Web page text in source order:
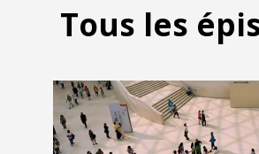
Tous les